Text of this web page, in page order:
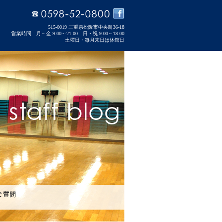
515-0019 三重県松阪市中央町36-18
営業時間 月～金 9:00～21:00 日・祝 9:00～18:00
土曜日・毎月末日は休館日